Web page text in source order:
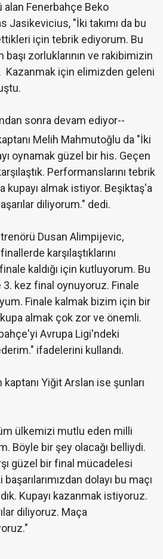
alan Fenerbahçe Beko
Jasikevicius, "İki takımı da bu
için tebrik ediyorum. Bu
zorluklarının ve rakibimizin
Kazanmak için elimizden geleni
sonra devam ediyor--
Melih Mahmutoğlu da "İki
oynamak güzel bir his. Geçen
Performanslarını tebrik
kupayı almak istiyor. Beşiktaş'a
diliyorum." dedi.
Dusan Alimpijevic,
karşılaştıklarını
kaldığı için kutluyorum. Bu
kez final oynuyoruz. Finale
Finale kalmak bizim için bir
almak çok zor ve önemli.
Avrupa Ligi'ndeki
ifadelerini kullandı.
kaptanı Yiğit Arslan ise şunları
ülkemizi mutlu eden milli
Böyle bir şey olacağı belliydi.
güzel bir final mücadelesi
dolayı bu maçı
Kupayı kazanmak istiyoruz.
diliyoruz. Maça